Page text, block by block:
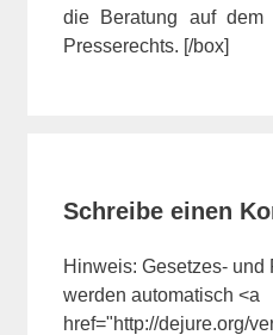
die Beratung auf dem
Presserechts. [/box]
Schreibe einen
Hinweis: Gesetzes-
werden automatisch <a
href="http://dejure.org/